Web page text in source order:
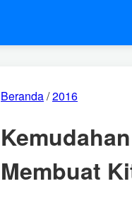
Beranda/2016
Membuat